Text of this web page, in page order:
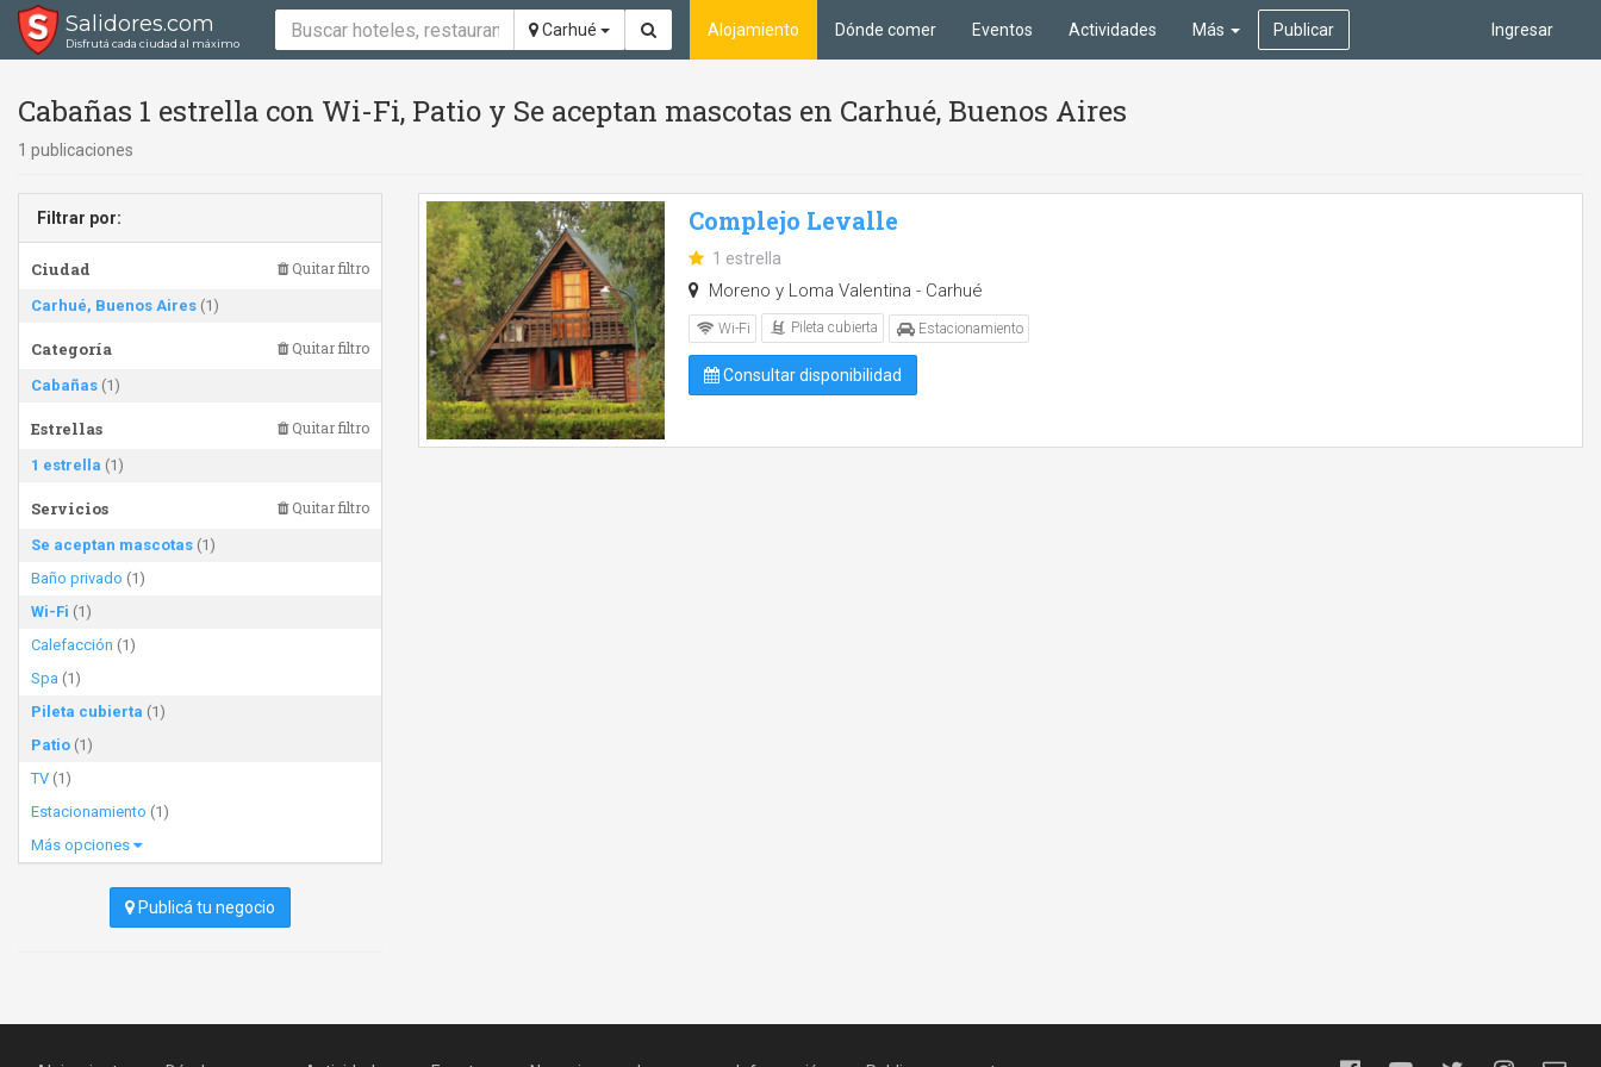
Salidores.com
Disfrutá cada ciudad al máximo
Carhué Ingresar
Alojamiento Dónde comer Eventos Actividades Más Publicar
Cabañas 1 estrella con Wi-Fi, Patio y Se aceptan mascotas en Carhué, Buenos Aires
1 publicaciones
Filtrar por:
Ciudad Quitar filtro
Carhué, Buenos Aires (1)
Categoría Quitar filtro
Cabañas (1)
Estrellas Quitar filtro
1 estrella (1)
Servicios Quitar filtro
Se aceptan mascotas (1)
Baño privado (1)
Wi-Fi (1)
Calefacción (1)
Spa (1)
Pileta cubierta (1)
Patio (1)
TV (1)
Estacionamiento (1)
Más opciones
Publicá tu negocio
Complejo Levalle
1 estrella
Moreno y Loma Valentina - Carhué
Wi-Fi Pileta cubierta Estacionamiento
Consultar disponibilidad